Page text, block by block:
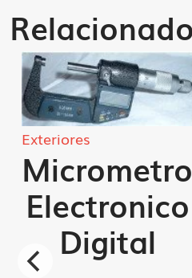
Relacionado
Exteriores
Micrometro
Electronico
Digital